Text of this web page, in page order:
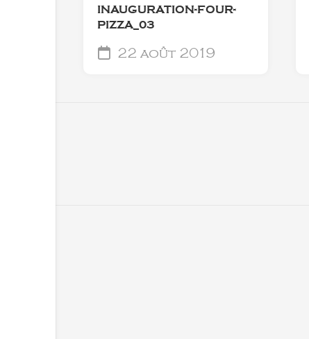
INAUGURATION-FOUR-
PIZZA_03
22 août 2019